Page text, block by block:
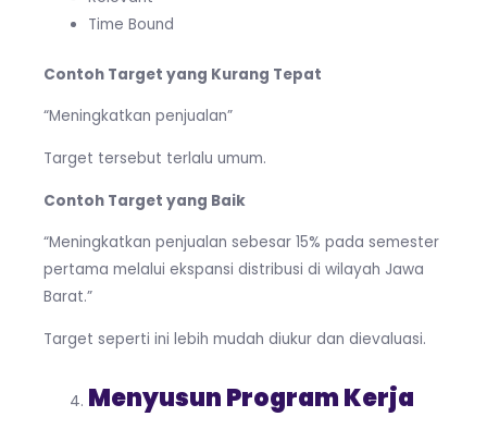
Time Bound
Contoh Target yang Kurang Tepat
“Meningkatkan penjualan”
Target tersebut terlalu umum.
Contoh Target yang Baik
“Meningkatkan penjualan sebesar 15% pada semester
pertama melalui ekspansi distribusi di wilayah Jawa
Barat.”
Target seperti ini lebih mudah diukur dan dievaluasi.
Menyusun Program Kerja